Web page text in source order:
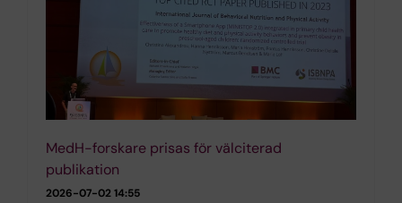
MedH-forskare prisas för välciterad
publikation
2026-07-02 14:55